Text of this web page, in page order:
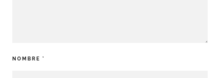
NOMBRE *